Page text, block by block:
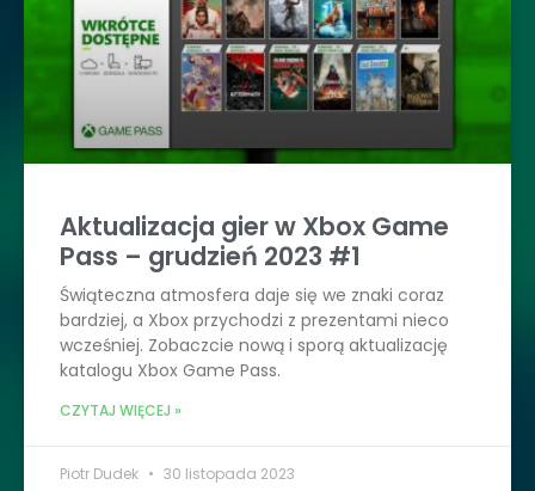
Aktualizacja gier w Xbox Game
Pass – grudzień 2023 #1
Świąteczna atmosfera daje się we znaki coraz
bardziej, a Xbox przychodzi z prezentami nieco
wcześniej. Zobaczcie nową i sporą aktualizację
katalogu Xbox Game Pass.
CZYTAJ WIĘCEJ »
Piotr Dudek 30 listopada 2023